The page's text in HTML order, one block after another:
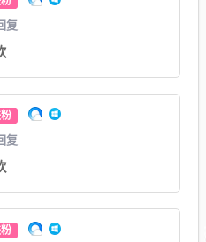
复
复